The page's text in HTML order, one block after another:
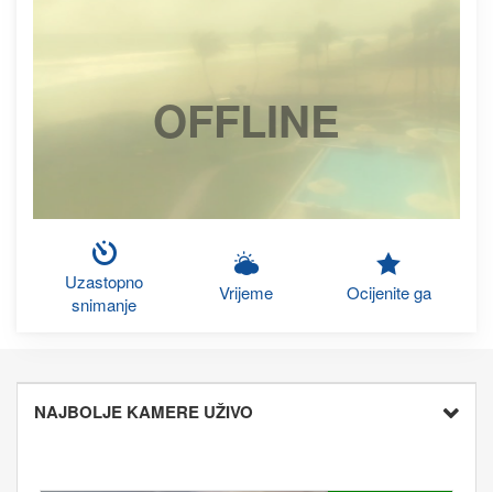
OFFLINE
Uzastopno
snimanje
Vrijeme Ocijenite ga
NAJBOLJE KAMERE UŽIVO